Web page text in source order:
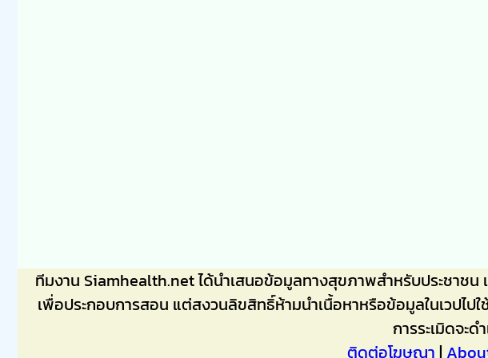
ทีมงาน Siamhealth.net ได้นำเสนอข้อมูลทางสุขภาพสำหรับประชาช
เพื่อประกอบการสอน แต่สงวนลิขสิทธิ์ห้ามนำเนื้อหาหรือข้อมูลในเวป
การระเมิดจะ
ติดต่อโฆษณา |